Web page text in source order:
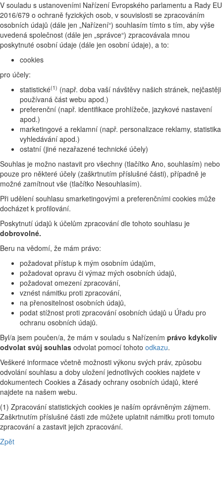
V souladu s ustanoveními Nařízení Evropského parlamentu a Rady EU
2016/679 o ochraně fyzických osob, v souvislosti se zpracováním
osobních údajů (dále jen „Nařízení“) souhlasím tímto s tím, aby výše
uvedená společnost (dále jen „správce“) zpracovávala mnou
poskytnuté osobní údaje (dále jen osobní údaje), a to:
cookies
pro účely:
statistické(1) (např. doba vaší návštěvy našich stránek, nejčastěji
používaná část webu apod.)
preferenční (např. identifikace prohlížeče, jazykové nastavení
apod.)
marketingové a reklamní (např. personalizace reklamy, statistika
vyhledávání apod.)
ostatní (jiné nezařazené technické účely)
Souhlas je možno nastavit pro všechny (tlačítko Ano, souhlasím) nebo
pouze pro některé účely (zaškrtnutím příslušné části), případně je
možné zamítnout vše (tlačítko Nesouhlasím).
Při udělení souhlasu smarketingovými a preferenčními cookies může
docházet k profilování.
Poskytnutí údajů k účelům zpracování dle tohoto souhlasu je
dobrovolné.
Beru na vědomí, že mám právo:
požadovat přístup k mým osobním údajům,
požadovat opravu či výmaz mých osobních údajů,
požadovat omezení zpracování,
vznést námitku proti zpracování,
na přenositelnost osobních údajů,
podat stížnost proti zpracování osobních údajů u Úřadu pro
ochranu osobních údajů.
Byl/a jsem poučen/a, že mám v souladu s Nařízením právo kdykoliv
odvolat svůj souhlas odvolat pomocí tohoto odkazu.
Veškeré informace včetně možnosti výkonu svých práv, způsobu
odvolání souhlasu a doby uložení jednotlivých cookies najdete v
dokumentech Cookies a Zásady ochrany osobních údajů, které
najdete na našem webu.
(1) Zpracování statistických cookies je naším oprávněným zájmem.
Zaškrtnutím příslušné části zde můžete uplatnit námitku proti tomuto
zpracování a zastavit jejich zpracování.
Zpět